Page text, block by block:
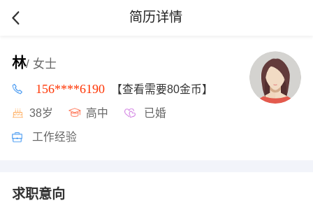
简历详情
林/ 女士
156****6190 【查看需要80金币】
38岁 高中 已婚
工作经验
求职意向